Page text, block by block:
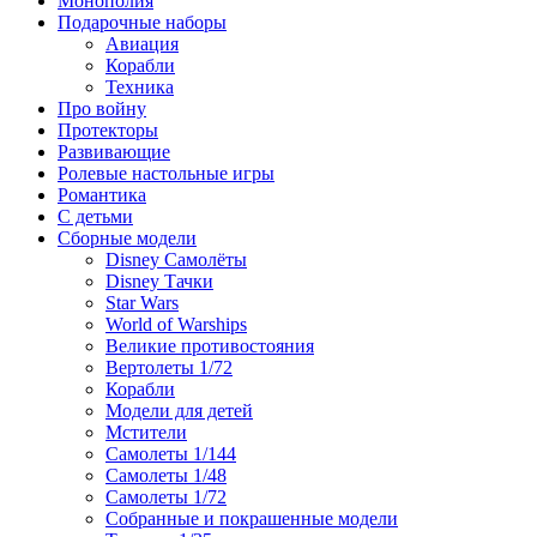
Подарочные наборы
Авиация
Корабли
Техника
Про войну
Протекторы
Развивающие
Ролевые настольные игры
Романтика
С детьми
Сборные модели
Disney Самолёты
Disney Тачки
Star Wars
World of Warships
Великие противостояния
Вертолеты 1/72
Корабли
Модели для детей
Мстители
Самолеты 1/144
Самолеты 1/48
Самолеты 1/72
Собранные и покрашенные модели